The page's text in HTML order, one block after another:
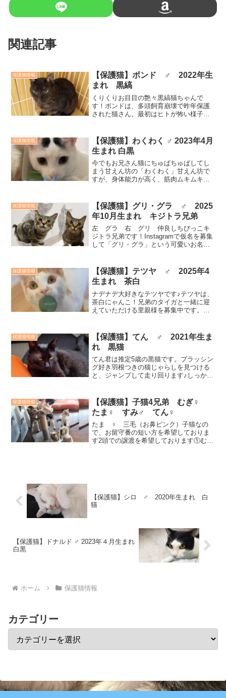
関連記事
保護猫情報
【保護猫】ボンド ♂ 2022年生
まれ 黒縞
くりくりお目目の艶々黒縞猫ちゃんで
す！ボンドは、多頭飼育崩壊で昨年保護
された猫さん。最初はヒトが怖い様子で
た。ボンドは高い所が好きです！少しビ
ビリな性格ではありますが、じ...
保護猫情報
【保護猫】わくわく ♂ 2023年4月
生まれ 白黒
今でもお兄さん猫にちゅぱちゅぱしてし
まう甘えん坊の「わくわく」甘えん坊で
すが、身体能力が高く、筋肉ムキムキ男
くださる里親様を募集しています！お見
合い予約受付中です！In...
保護猫情報
【保護猫】グリ・グラ ♂ 2025
年10月生まれ キジトラ兄弟
左 グラ 右 グリ 仲良しちびっこキ
ジトラ兄弟です！Instagramで仮名を募集
して「グリ・グラ」という可愛いお名前
そっくりでグリには首輪をつけて見分け
ています。遊ぶ...
保護猫情報
【保護猫】テツヤ ♂ 2025年4
生まれ 茶白
ナデナデ大好きなテツヤです♪テツヤは、
茶白にゃんこ！兄弟のタイガと一緒に迎
えていただける里親様を募集中です。甘
術済み 猫エイズ・白血病 陰性最新シ
ョット 2026....
保護猫情報
【保護猫】てん ♂ 2021年生ま
れ 黒猫
てん君は推定5歳の黒猫です。ブラッシン
グ好き羽根つきの猫じゃらしを見つける
と、ジャンプして走り回ります♪しっかり
注射も爪切りできるお利口にゃんこで
す。里親様募集中です。...
保護猫情報
【保護猫】子猫4兄弟 むぎ♀
たま♀ すみ♂ てん♀
たま ♀ 三毛（お鼻ピンク）子猫なの
で、お留守番の短い方を希望しておりま
す2頭での譲渡を希望しております①む
【保護猫】シロ ♂ 2020年生まれ 白
猫
【保護猫】ドナルド ♂ 2023年４月生まれ
白黒
ホーム 保護猫情報
カテゴリー